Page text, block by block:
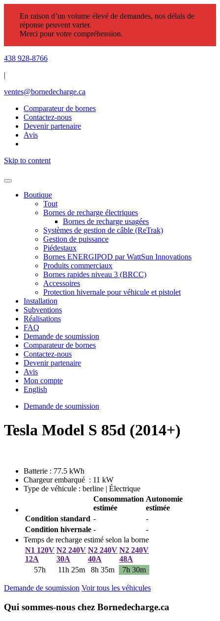
En raison d’un volume élevé de demandes, nos délais de
réponse peuvent varier.
Merci pour votre compréhension.
438 928-8766
|
ventes@bornedecharge.ca
Comparateur de bornes
Contactez-nous
Devenir partenaire
Avis
Skip to content
Boutique
Tout
Bornes de recharge électriques
Bornes de recharge usagées
Systèmes de gestion de câble (ReTrak)
Gestion de puissance
Piédestaux
Bornes ENERGIPOD par WattSun Innovations
Produits commerciaux
Bornes rapides niveau 3 (BRCC)
Accessoires
Protection hivernale pour véhicule et pistolet
Installation
Subventions
Réalisations
FAQ
Demande de soumission
Comparateur de bornes
Contactez-nous
Devenir partenaire
Avis
Mon compte
English
Demande de soumission
Tesla Model S 85d (2014+)
Batterie : 77.5 kWh
Chargeur embarqué : 11 kW
Type de véhicule : berline | Électrique
Consommation
estimée
Autonomie
estimée
Condition standard -
-
Condition hivernale -
-
Temps de recharge estimé selon la borne
N1 120V
12A
N2 240V
30A
N2 240V
40A
N2 240V
48A
57h
11h 25m 8h 35m 7h 30m
Demande de soumission Voir tous les véhicules
Qui sommes-nous chez Bornedecharge.ca